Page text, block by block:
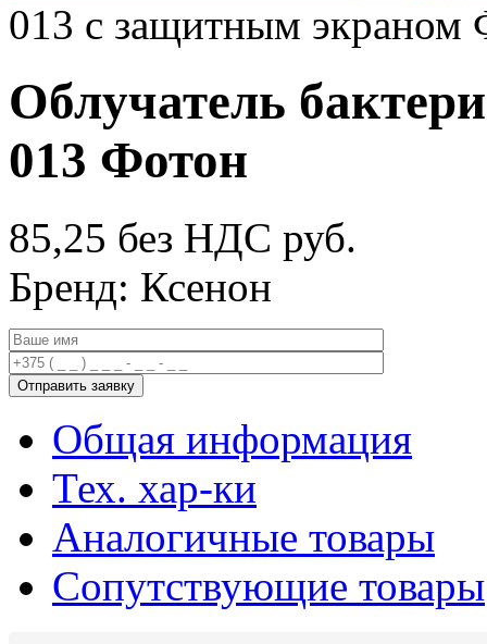
013 с защитным экраном
Облучатель
013 Фотон
85,25 без НДС руб.
Бренд: Ксенон
Общая информация
Тех. хар-ки
Аналогичные товары
Сопутствующие товары